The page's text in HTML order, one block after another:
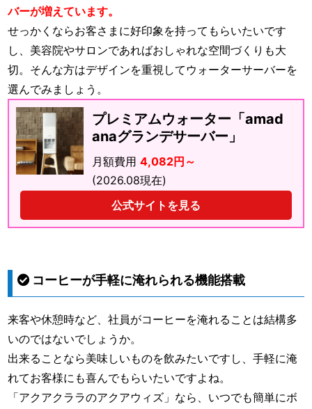
バーが増えています。
せっかくならお客さまに好印象を持ってもらいたいです
し、美容院やサロンであればおしゃれな空間づくりも大
切。そんな方はデザインを重視してウォーターサーバーを
選んでみましょう。
プレミアムウォーター「amad
anaグランデサーバー」
月額費用 4,082円～
(2026.08現在)
公式サイトを見る
コーヒーが手軽に淹れられる機能搭載
来客や休憩時など、社員がコーヒーを淹れることは結構多
いのではないでしょうか。
出来ることなら美味しいものを飲みたいですし、手軽に淹
れてお客様にも喜んでもらいたいですよね。
「アクアクララのアクアウィズ」なら、いつでも簡単にボ